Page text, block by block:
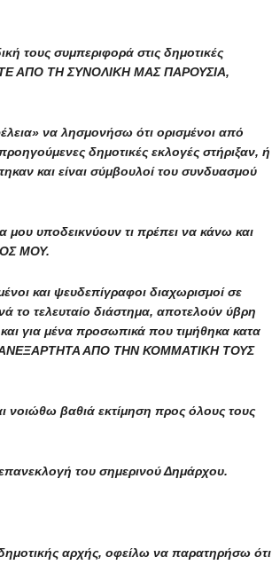
τους συμπεριφορά στις δημοτικές
ΑΠΟ ΤΗ ΣΥΝΟΛΙΚΗ ΜΑΣ ΠΑΡΟΥΣΙΑ,
να λησμονήσω ότι ορισμένοι από
δημοτικές εκλογές στήριξαν, ή
και είναι σύμβουλοί του συνδυασμού
υποδεικνύουν τι πρέπει να κάνω και
ΜΟΥ.
και ψευδεπίγραφοι διαχωρισμοί σε
το τελευταίο διάστημα, αποτελούν ύβρη
για μένα προσωπικά που τιμήθηκα κατα
ΑΠΟ ΤΗΝ ΚΟΜΜΑΤΙΚΗ ΤΟΥΣ
νοιώθω βαθιά εκτίμηση προς όλους τους
του σημερινού Δημάρχου.
αρχής, οφείλω να παρατηρήσω ότι